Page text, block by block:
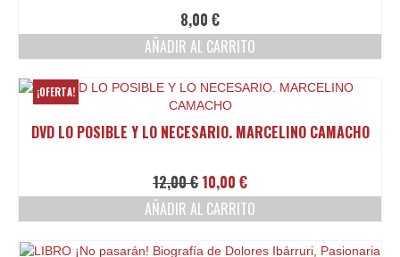
8,00 €
AÑADIR AL CARRITO
¡OFERTA!
DVD LO POSIBLE Y LO NECESARIO. MARCELINO CAMACHO
12,00€ El
precio
original
12,00 €.
10,00 €El
precio
actual
10,00 €.
AÑADIR AL CARRITO